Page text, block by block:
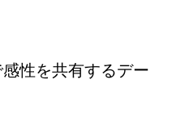
性を共有するデー